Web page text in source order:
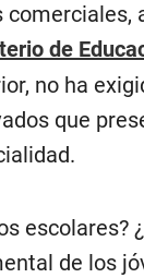
de
no ha
que
escolares?
de los